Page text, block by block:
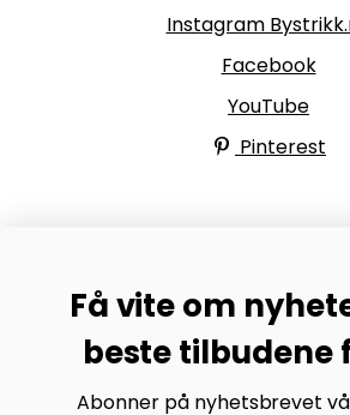
Instagram
Facebook
YouTube
Pinterest
Bli medlem av Bystrikk-forumet
møt både designere og
andre Bystrikkere som deler
inspirasjon.
Få vite om
beste tilbudene
Abonner på nyhetsbrevet